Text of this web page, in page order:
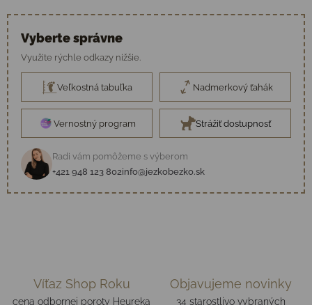
Vyberte správne
Využite rýchle odkazy nižšie.
Veľkostná tabuľka Nadmerkový ťahák
Vernostný program Strážiť dostupnosť
Radi vám pomôžeme s výberom
+421 948 123 802info@jezkobezko.sk
Víťaz Shop Roku
cena odbornej poroty Heureka
Objavujeme novinky
34 starostlivo vybraných